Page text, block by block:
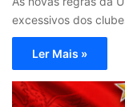
excessivos dos
Ler Mais »